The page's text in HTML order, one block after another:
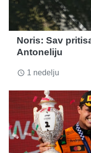
Noris: Sav
Antoneliju
access_time 1 nedelju